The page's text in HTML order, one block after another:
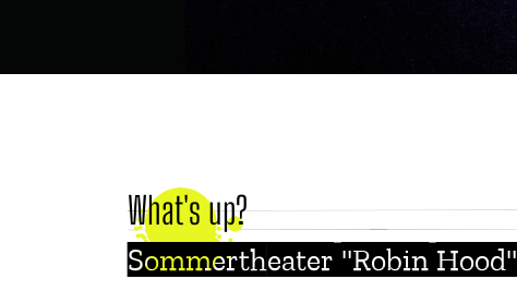
What's up?
Sommertheater "Robin Hood"